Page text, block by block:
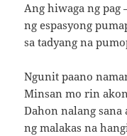
Ang hiwaga ng
ng espasyong
sa tadyang na
Ngunit paano
Minsan mo rin
Dahon nalang
ng malakas na